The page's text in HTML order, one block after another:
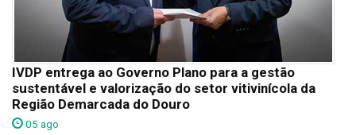
IVDP entrega ao Governo Plano para a gestão
sustentável e valorização do setor vitivinícola da
Região Demarcada do Douro
05 ago